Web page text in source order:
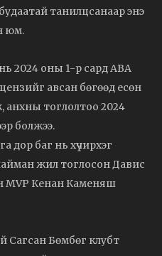
танилцсанаар энэ
юм.
2024 оны 1-р сард ABA
авсан бөгөөд есөн
анхны тоглолтоо 2024
болжээ.
дор баг нь хүчирхэг
найман жил тоглосон Давис
MVP Кенан Каменяш
Сагсан Бөмбөг клубт